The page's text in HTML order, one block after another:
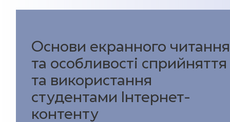
Основи екранного читання
та особливості сприйняття
та використання
студентами Інтернет-
контенту